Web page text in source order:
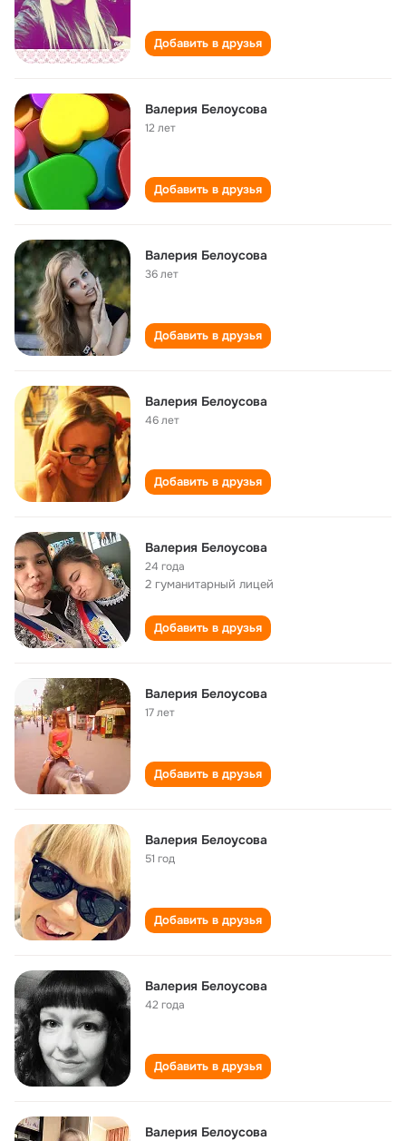
Добавить в друзья
Валерия Белоусова
12 лет
Добавить в друзья
Валерия Белоусова
36 лет
Добавить в друзья
Валерия Белоусова
46 лет
Добавить в друзья
Валерия Белоусова
24 года
2 гуманитарный лицей
Добавить в друзья
Валерия Белоусова
17 лет
Добавить в друзья
Валерия Белоусова
51 год
Добавить в друзья
Валерия Белоусова
42 года
Добавить в друзья
Валерия Белоусова